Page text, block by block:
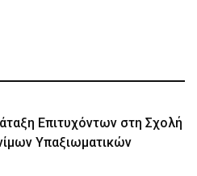
Επιτυχόντων στη Σχολή
Υπαξιωματικών